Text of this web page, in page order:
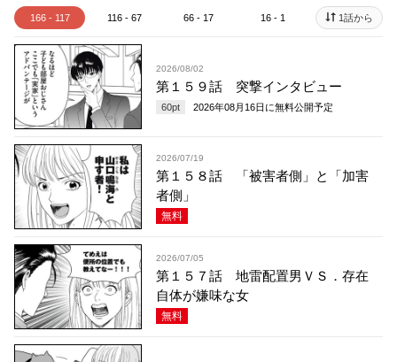
166 - 117 116 - 67 66 - 17 16 - 1 1話から
2026/08/02
第１５９話 突撃インタビュー
60pt 2026年08月16日 に無料公開予定
2026/07/19
第１５８話 「被害者側」と「加害
者側」
無料
2026/07/05
第１５７話 地雷配置男ＶＳ．存在
自体が嫌味な女
無料